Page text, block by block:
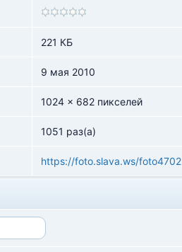
221 КБ
9 мая 2010
1024 x 682 пикселей
1051 раз(а)
https://foto.slava.ws/foto4702